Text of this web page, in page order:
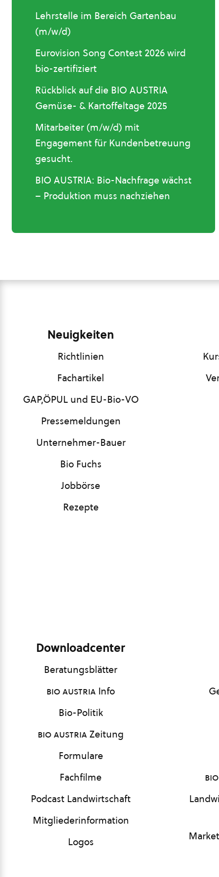
Lehrstelle im Bereich Gartenbau
(m/w/d)
Eurovision Song Contest 2026 wird
bio-zertifiziert
Rückblick auf die BIO AUSTRIA
Gemüse- & Kartoffeltage 2025
Mitarbeiter (m/w/d) mit
Engagement für Kundenbetreuung
gesucht.
BIO AUSTRIA: Bio-Nachfrage wächst
– Produktion muss nachziehen
Neuigkeiten
Richtlinien
Fachartikel
GAP,ÖPUL und EU-Bio-VO
Pressemeldungen
Unternehmer-Bauer
Bio Fuchs
Jobbörse
Rezepte
Downloadcenter
Beratungsblätter
bio austria Info
Bio-Politik
bio austriaZeitung
Formulare
Fachfilme
Podcast Landwirtschaft
Mitgliederinformation
Logos